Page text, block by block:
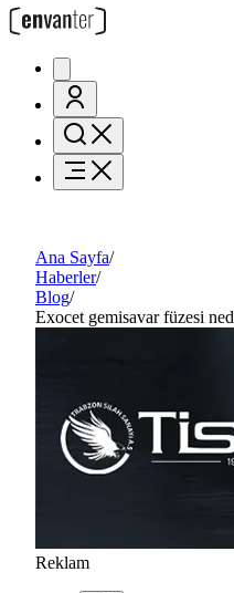
Ana Sayfa/
Haberler/
Blog/
Exocet gemisavar füzesi
Reklam